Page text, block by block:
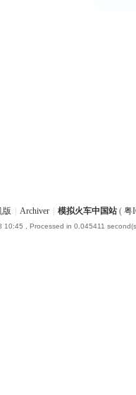
版 Archiver 模拟火车中国站( 粤
10:45 , Processed in 0.045411